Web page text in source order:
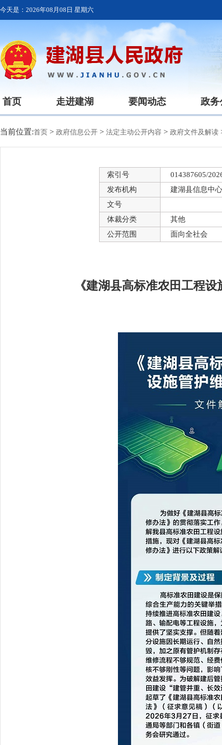
今天是： 2026年08月08日 星期六
首页 走进建湖 要闻动态 政务
当前位置:首页 > 政府信息公开 > 法定主动公开内容 > 政府文件及解读
索引号
014387605/
发布机构
建湖县信息中心
文号
体裁分类
其他
公开范围
面向全社会
《建湖县高标准农田工程